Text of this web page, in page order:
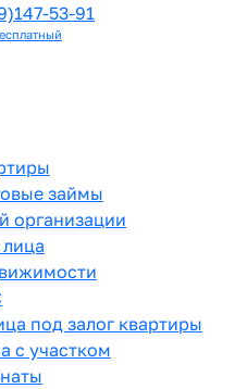
53-91
займы
организации
под залог квартиры
с участком